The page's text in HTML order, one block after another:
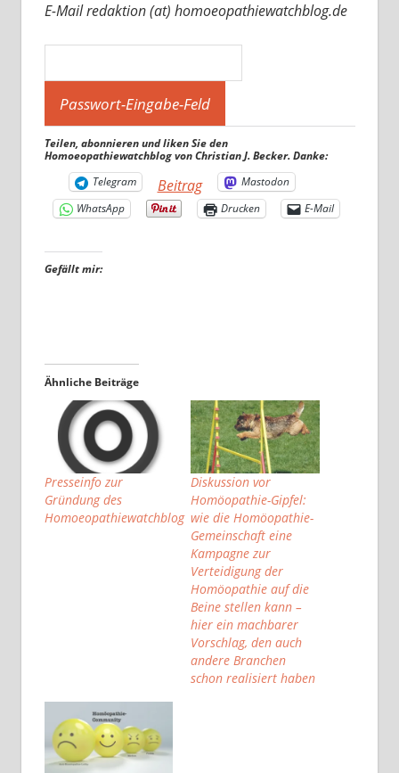
E-Mail redaktion (at) homoeopathiewatchblog.de
Teilen, abonnieren und liken Sie den
Homoeopathiewatchblog von Christian J. Becker. Danke:
Telegram
Beitrag
Mastodon
WhatsApp
Drucken E-Mail
Gefällt mir:
Ähnliche Beiträge
Presseinfo zur
Gründung des
Homoeopathiewatchblog
Diskussion vor
Homöopathie-Gipfel:
wie die Homöopathie-
Gemeinschaft eine
Kampagne zur
Verteidigung der
Homöopathie auf die
Beine stellen kann –
hier ein machbarer
Vorschlag, den auch
andere Branchen
schon realisiert haben